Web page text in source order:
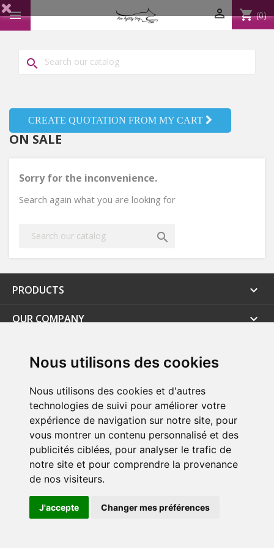
Nous utilisons des cookies
Nous utilisons des cookies et d'autres
technologies de suivi pour améliorer votre
expérience de navigation sur notre site, pour
vous montrer un contenu personnalisé et des
publicités ciblées, pour analyser le trafic de
notre site et pour comprendre la provenance
de nos visiteurs.
J'accepte Changer mes préférences
 shopping_cart (0)


CREATE QUOTATION FROM MY CART
ON SALE
Sorry for the inconvenience.
Search again what you are looking for

PRODUCTS 
OUR COMPANY 
© 2026 - ProAgilityDog.com Online Shop proagilitydog.com